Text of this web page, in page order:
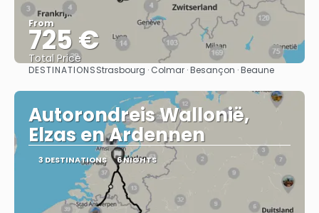
From
725 €
Total Price
See
DESTINATIONSStrasbourg · Colmar · Besançon · Beaune
Autorondreis Wallonië,
Elzas en Ardennen
3 DESTINATIONS 6 NIGHTS